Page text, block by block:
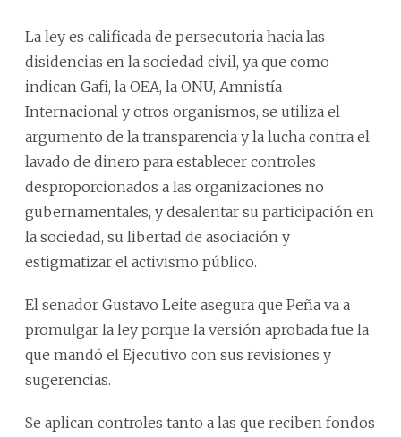
La ley es calificada de persecutoria hacia las
disidencias en la sociedad civil, ya que como
indican Gafi, la OEA, la ONU, Amnistía
Internacional y otros organismos, se utiliza el
argumento de la transparencia y la lucha contra el
lavado de dinero para establecer controles
desproporcionados a las organizaciones no
gubernamentales, y desalentar su participación en
la sociedad, su libertad de asociación y
estigmatizar el activismo público.
El senador Gustavo Leite asegura que Peña va a
promulgar la ley porque la versión aprobada fue la
que mandó el Ejecutivo con sus revisiones y
sugerencias.
Se aplican controles tanto a las que reciben fondos